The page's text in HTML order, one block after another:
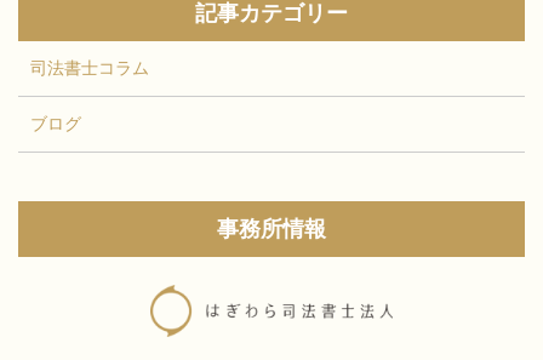
記事カテゴリー
司法書士コラム
ブログ
事務所情報